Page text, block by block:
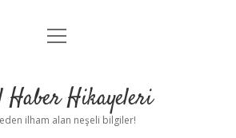
Anasayfa
Yasal Uyarı
menüyü
Haber Hikayeleri
ilham alan neşeli bilgiler!